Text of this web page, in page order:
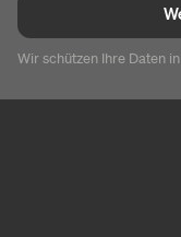
Wir schützen Ihre Daten